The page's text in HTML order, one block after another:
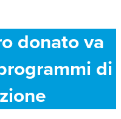
donato va
di